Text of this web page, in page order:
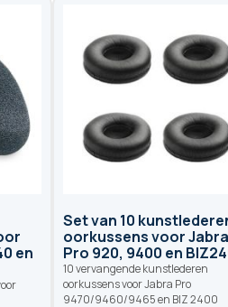
en
Set van 10
oorkussens voor Jabra
Pro 920, 9400 en
10 vervangende kunstlederen
oorkussens voor Jabra Pro
9470/9460/9465 en BIZ 2400